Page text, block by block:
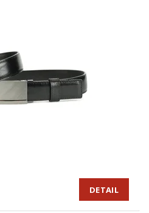
DETAIL